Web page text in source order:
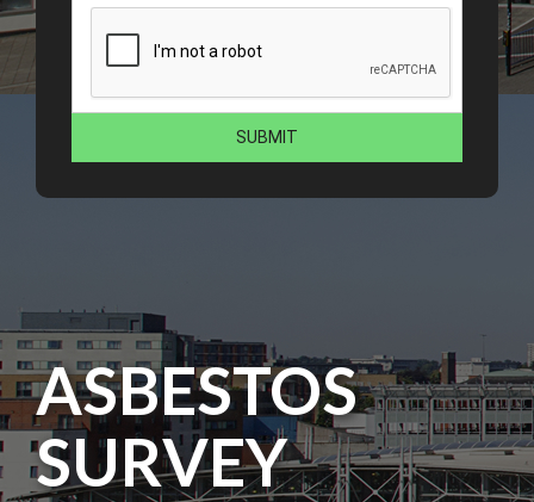
ASBESTOS
SURVEY